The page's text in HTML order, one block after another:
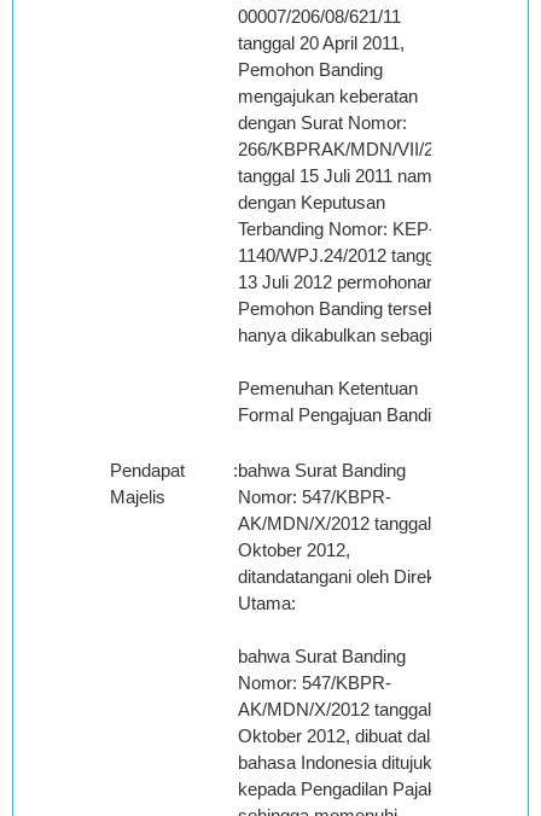
00007/206/08/621/11
tanggal 20 April 2011,
Pemohon Banding
mengajukan keberatan
dengan Surat Nomor:
266/KBPRAK/MDN/VII/2011
tanggal 15 Juli 2011 namun
dengan Keputusan
Terbanding Nomor: KEP-
1140/WPJ.24/2012 tanggal
13 Juli 2012 permohonan
Pemohon Banding tersebut
hanya dikabulkan sebagian.
Pemenuhan Ketentuan
Formal Pengajuan Banding
Pendapat
Majelis
:bahwa Surat Banding
Nomor: 547/KBPR-
AK/MDN/X/2012 tanggal 16
Oktober 2012,
ditandatangani oleh Direktur
Utama:
bahwa Surat Banding
Nomor: 547/KBPR-
AK/MDN/X/2012 tanggal 16
Oktober 2012, dibuat dalam
bahasa Indonesia ditujukan
kepada Pengadilan Pajak,